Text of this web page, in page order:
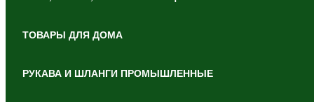
ТОВАРЫ ДЛЯ ДОМА
РУКАВА И ШЛАНГИ ПРОМЫШЛЕННЫЕ